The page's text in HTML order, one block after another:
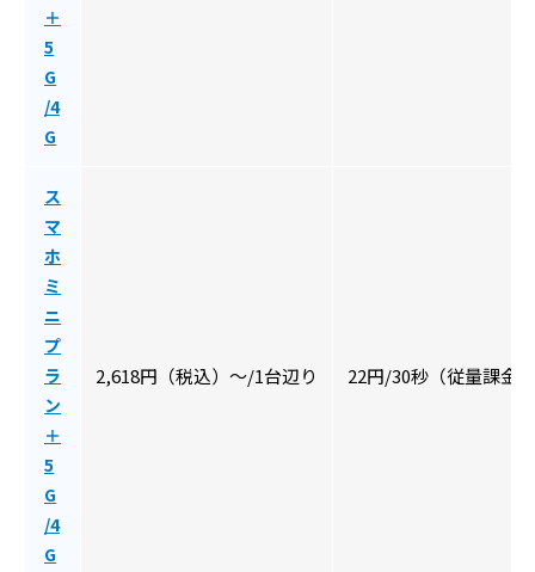
＋
5
G
/4
G
ス
マ
ホ
ミ
ニ
プ
ラ
ン
＋
5
G
/4
G
2,618円（税込）〜/1台辺り 22円/30秒（従量課金）